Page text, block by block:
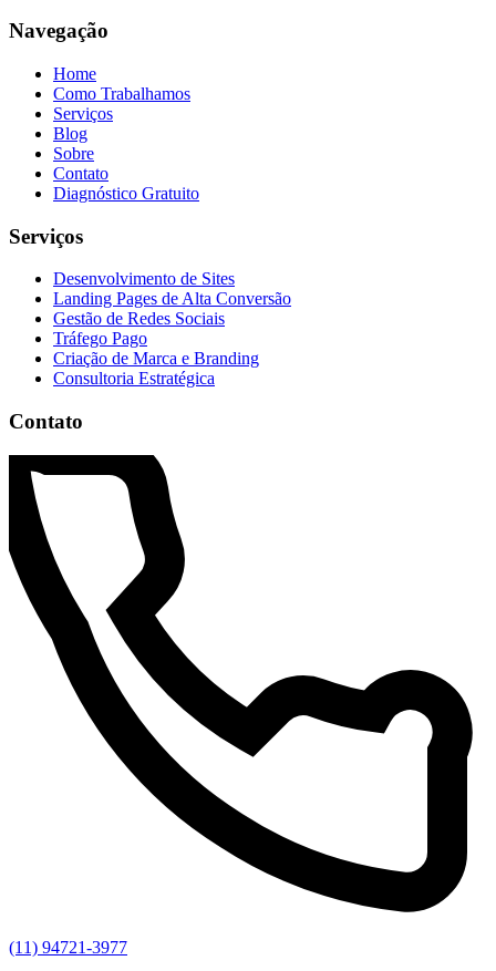
Navegação
Home
Como Trabalhamos
Serviços
Blog
Sobre
Contato
Diagnóstico Gratuito
Serviços
Desenvolvimento de Sites
Landing Pages de Alta Conversão
Gestão de Redes Sociais
Tráfego Pago
Criação de Marca e Branding
Consultoria Estratégica
Contato
(11) 94721-3977